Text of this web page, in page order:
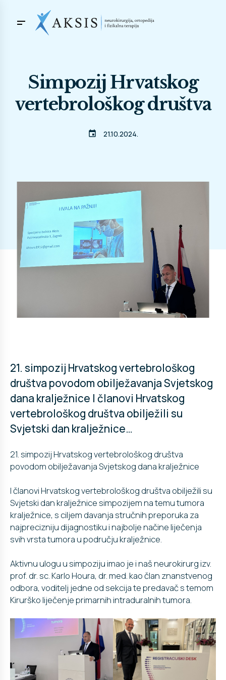
Simpozij Hrvatskog
vertebrološkog društva
event 21.10.2024.
21. simpozij Hrvatskog vertebrološkog
društva povodom obilježavanja Svjetskog
dana kralježnice I članovi Hrvatskog
vertebrološkog društva obilježili su
Svjetski dan kralježnice…
21. simpozij Hrvatskog vertebrološkog društva
povodom obilježavanja Svjetskog dana kralježnice
I članovi Hrvatskog vertebrološkog društva obilježili su
Svjetski dan kralježnice simpozijem na temu tumora
kralježnice, s ciljem davanja stručnih preporuka za
najprecizniju dijagnostiku i najbolje načine liječenja
svih vrsta tumora u području kralježnice.
Aktivnu ulogu u simpoziju imao je i naš neurokirurg izv.
prof. dr. sc. Karlo Houra, dr. med. kao član znanstvenog
odbora, voditelj jedne od sekcija te predavač s temom
Kirurško liječenje primarnih intraduralnih tumora.